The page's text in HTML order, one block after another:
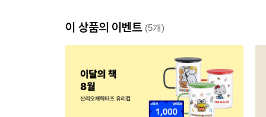
이 상품의 이벤트 (5개)